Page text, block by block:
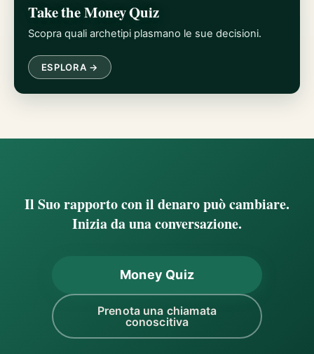
Take the Money Quiz
Scopra quali archetipi plasmano le sue decisioni.
ESPLORA →
Il Suo rapporto con il denaro può cambiare.
Inizia da una conversazione.
Money Quiz
Prenota una chiamata
conoscitiva